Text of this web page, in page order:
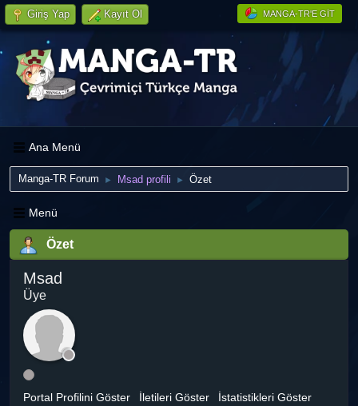
MANGA-TR'E GIT
Giriş Yap Kayıt Ol
Ana Menü
Manga-TR Forum ► Msad profili ► Özet
Menü
Özet
Msad
Üye
Portal Profilini Göster İletileri Göster
İstatistikleri Göster